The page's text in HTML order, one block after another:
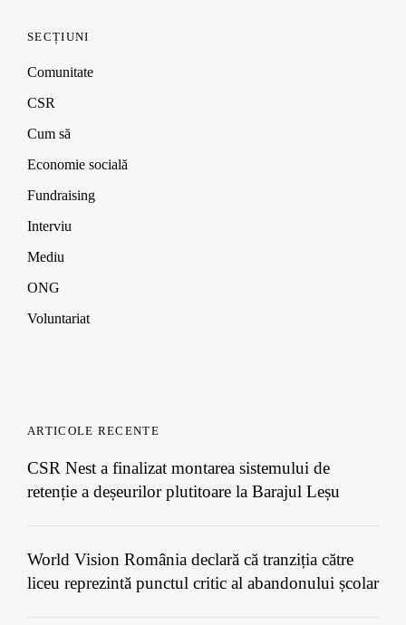
SECȚIUNI
Comunitate
CSR
Cum să
Economie socială
Fundraising
Interviu
Mediu
ONG
Voluntariat
ARTICOLE RECENTE
CSR Nest a finalizat montarea sistemului de
retenție a deșeurilor plutitoare la Barajul Leșu
World Vision România declară că tranziția către
liceu reprezintă punctul critic al abandonului școlar